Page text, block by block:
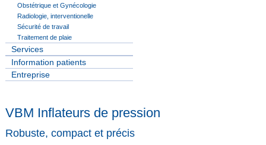
Obstétrique et Gynécologie
Radiologie, interventionelle
Sécurité de travail
Traitement de plaie
Services
Information patients
Entreprise
VBM Inflateurs de pression
Robuste, compact et précis